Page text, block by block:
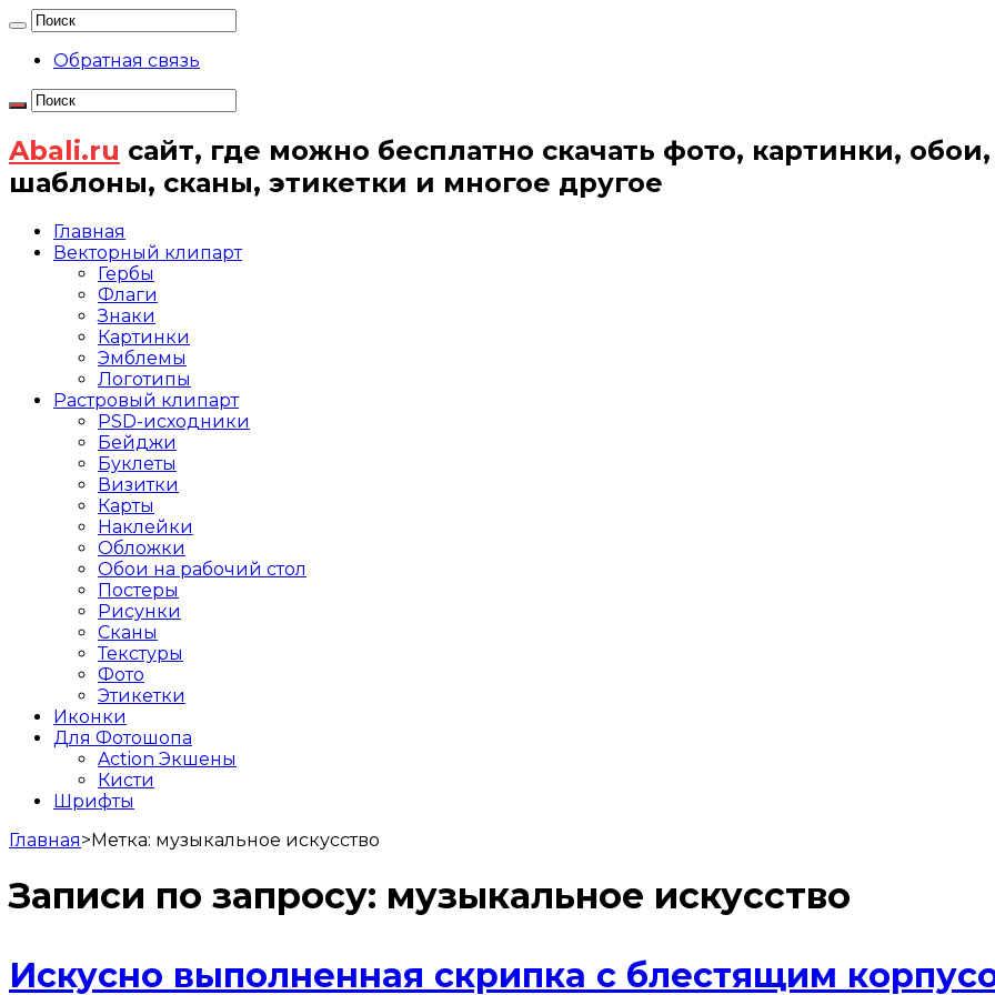
Обратная связь
Abali.ru сайт, где можно бесплатно скачать фото, картинки,
шаблоны, сканы, этикетки и многое другое
Главная
Векторный клипарт
Гербы
Флаги
Знаки
Картинки
Эмблемы
Логотипы
Растровый клипарт
PSD-исходники
Бейджи
Буклеты
Визитки
Карты
Наклейки
Обложки
Обои на рабочий стол
Постеры
Рисунки
Сканы
Текстуры
Фото
Этикетки
Иконки
Для Фотошопа
Action Экшены
Кисти
Шрифты
Главная>Метка: музыкальное искусство
Записи по запросу: музыкальное искусство
Искусно выполненная скрипка с блестящим